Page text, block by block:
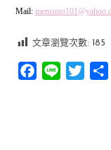
Mail:
文章瀏覽次數: 185
Facebook
Line